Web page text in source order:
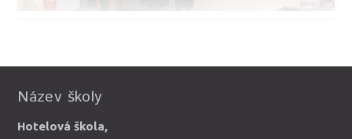
Název školy
Hotelová škola,